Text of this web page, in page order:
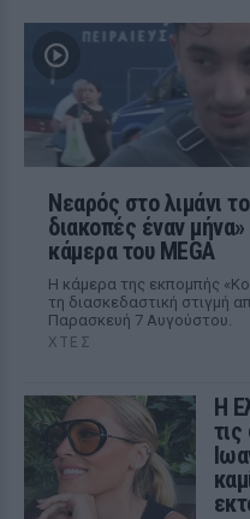
Νεαρός στο λιμάνι
διακοπές έναν
κάμερα του MEGA
Η κάμερα της εκπομπής
τη διασκεδαστική στιγμή
Παρασκευή 7 Αυγούστου.
ΧΤΕΣ
Η